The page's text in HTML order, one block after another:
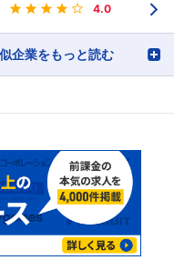
4.0
企業をもっと読む